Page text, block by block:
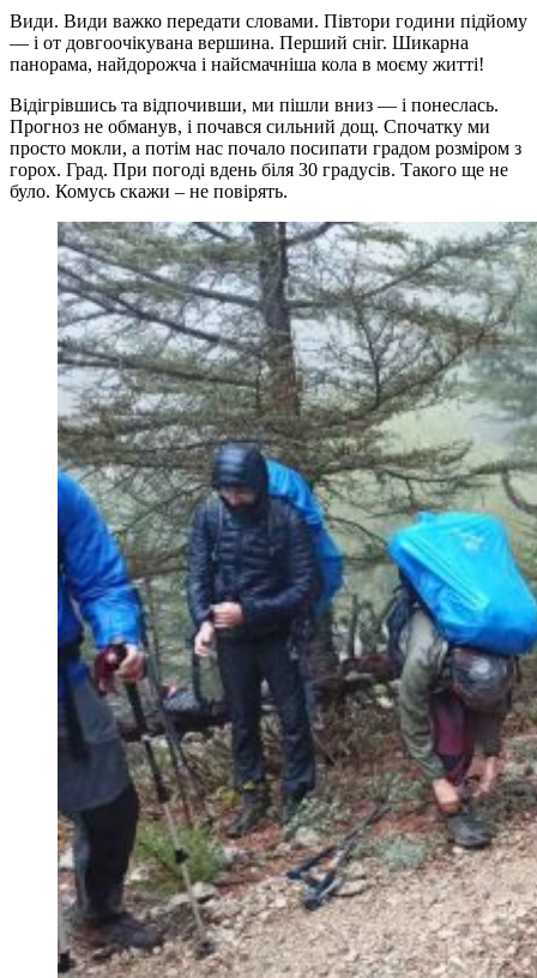
Види. Види важко передати словами. Півтори години підйому
— і от довгоочікувана вершина. Перший сніг. Шикарна
панорама, найдорожча і найсмачніша кола в моєму житті!
Відігрівшись та відпочивши, ми пішли вниз — і понеслась.
Прогноз не обманув, і почався сильний дощ. Спочатку ми
просто мокли, а потім нас почало посипати градом розміром з
горох. Град. При погоді вдень біля 30 градусів. Такого ще не
було. Комусь скажи – не повірять.